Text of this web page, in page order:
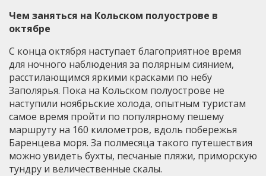
Чем заняться на Кольском полуострове в
октябре
С конца октября наступает благоприятное время
для ночного наблюдения за полярным сиянием,
расстилающимся яркими красками по небу
Заполярья. Пока на Кольском полуострове не
наступили ноябрьские холода, опытным туристам
самое время пройти по популярному пешему
маршруту на 160 километров, вдоль побережья
Баренцева моря. За полмесяца такого путешествия
можно увидеть бухты, песчаные пляжи, приморскую
тундру и величественные скалы.